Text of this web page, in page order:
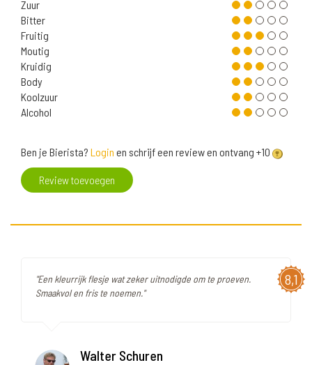
Zuur
Bitter
Fruitig
Moutig
Kruidig
Body
Koolzuur
Alcohol
Ben je Bierista? Login en schrijf een review en ontvang +10
Review toevoegen
8,1
"Een kleurrijk flesje wat zeker uitnodigde om te proeven.
Smaakvol en fris te noemen."
Walter Schuren